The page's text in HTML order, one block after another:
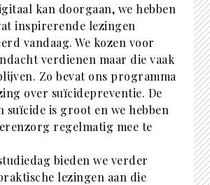
kan doorgaan, we hebben
inspirerende lezingen
vandaag. We kozen voor
verdienen maar die vaak
Zo bevat ons programma
over suïcidepreventie. De
suïcide is groot en we hebben
regelmatig mee te
bieden we verder
lezingen aan die